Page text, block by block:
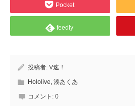
Pocket
feedly
投稿者: V速！
Hololive 湊あくあ
コメント: 0